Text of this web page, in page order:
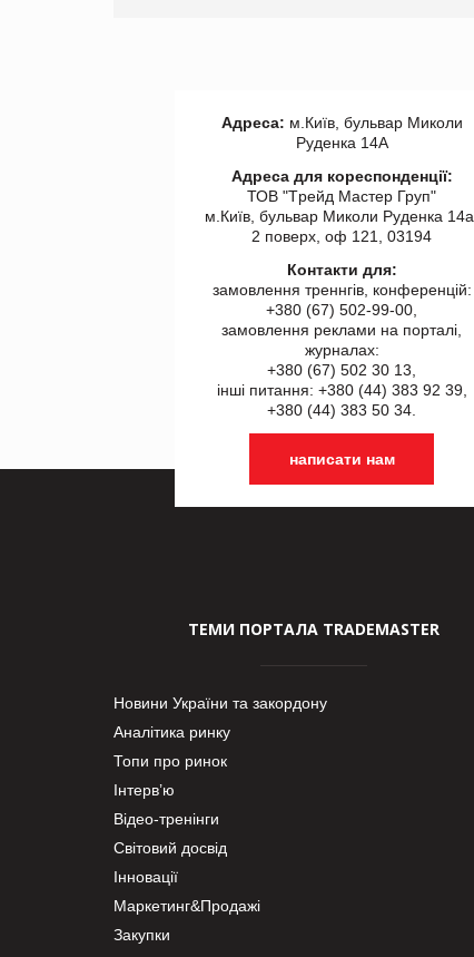
Адреса: м.Київ, бульвар Миколи
Руденка 14А
Адреса для кореспонденції:
ТОВ "Tрейд Мастер Груп"
м.Київ, бульвар Миколи Руденка 14а,
2 поверх, оф 121, 03194
Контакти для:
замовлення треннгів, конференцій:
+380 (67) 502-99-00,
замовлення реклами на порталі,
журналах:
+380 (67) 502 30 13,
інші питання: +380 (44) 383 92 39,
+380 (44) 383 50 34.
написати нам
ТЕМИ ПОРТАЛА TRADEMASTER
Новини України та закордону
Аналітика ринку
Топи про ринок
Інтерв’ю
Відео-тренінги
Світовий досвід
Інновації
Маркетинг&Продажі
Закупки